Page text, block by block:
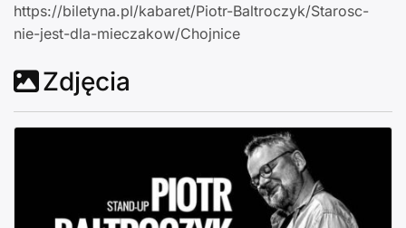
https://biletyna.pl/kabaret/Piotr-Baltroczyk/Starosc-
nie-jest-dla-mieczakow/Chojnice
Zdjęcia